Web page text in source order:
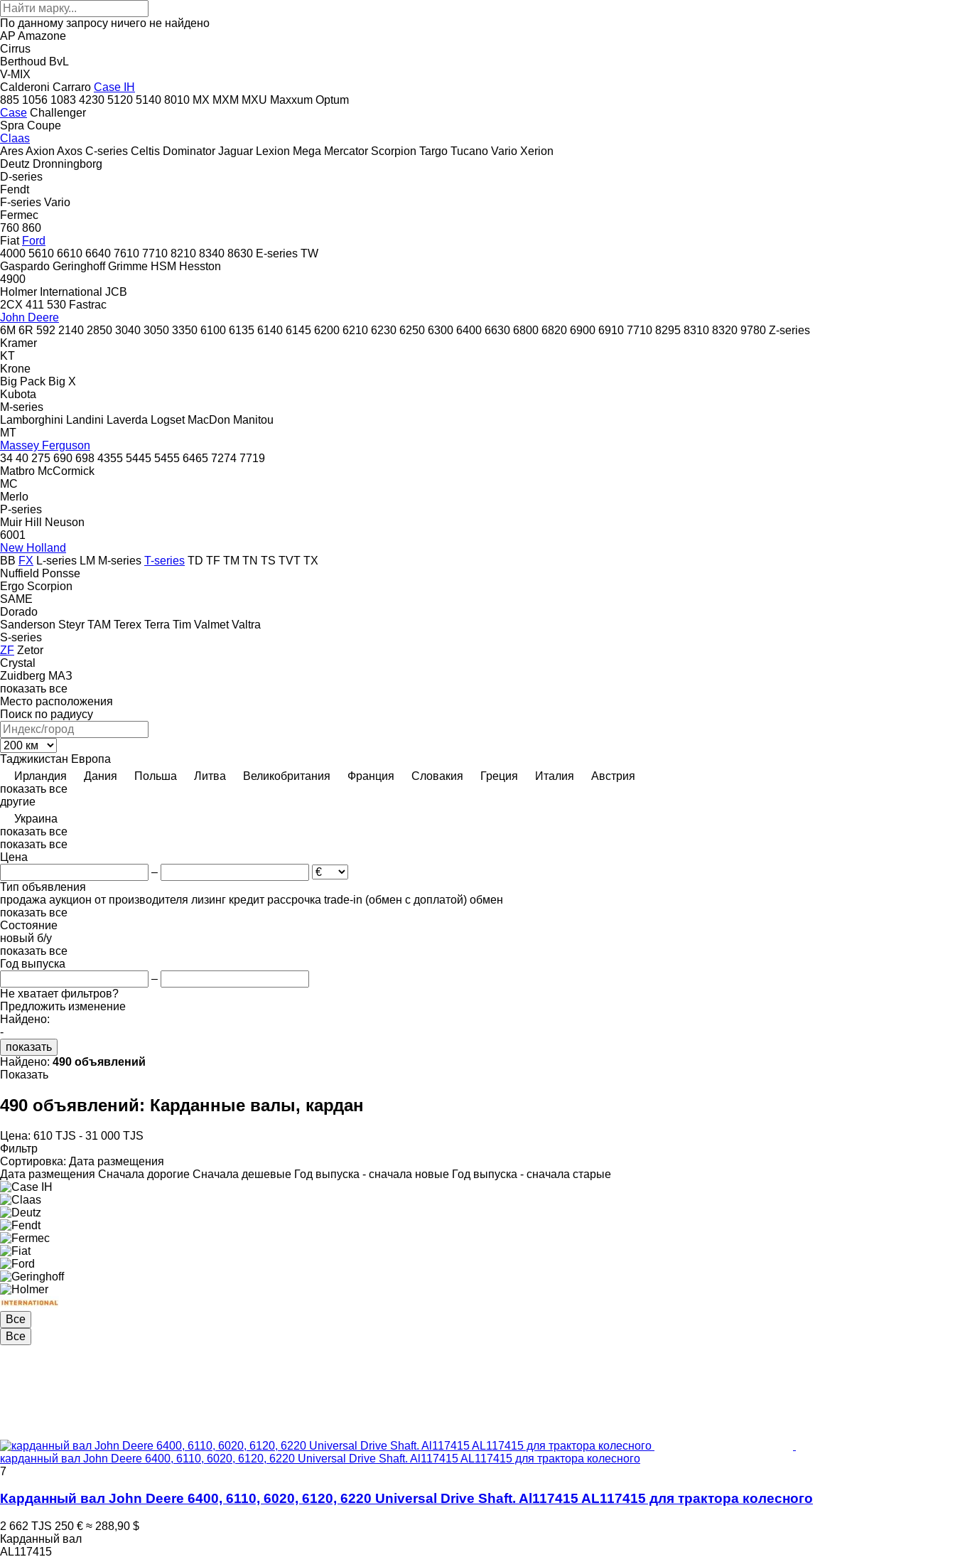
По данному запросу ничего не найдено
AP Amazone
Cirrus
Berthoud BvL
V-MIX
Calderoni Carraro Case IH
885 1056 1083 4230 5120 5140 8010 MX MXM MXU Maxxum Optum
Case Challenger
Spra Coupe
Claas
AresAxion Axos C-series Celtis Dominator Jaguar Lexion Mega Mercator Scorpion Targo Tucano Vario Xerion
Deutz Dronningborg
D-series
Fendt
F-series Vario
Fermec
760 860
Fiat Ford
4000 5610 6610 6640 7610 7710 8210 8340 8630 E-series TW
Gaspardo Geringhoff Grimme HSM Hesston
4900
Holmer International JCB
2CX 411 530 Fastrac
John Deere
6M 6R 592 2140 2850 3040 3050 3350 6100 6135 6140 6145 6200 6210 6230 6250 6300 6400 6630 6800 6820 6900 6910 7710 8295 8310 8320 9780 Z-series
Kramer
KT
Krone
Big Pack Big X
Kubota
M-series
Lamborghini Landini Laverda Logset MacDon Manitou
MT
Massey Ferguson
34 40 275 690 698 4355 5445 5455 6465 7274 7719
Matbro McCormick
MC
Merlo
P-series
Muir Hill
Neuson
6001
New Holland
BB FX L-series LM M-series T-series TD TF TM TN TS TVT TX
Nuffield Ponsse
Ergo Scorpion
SAME
Dorado
Sanderson Steyr TAM Terex Terra Tim Valmet Valtra
S-series
ZF Zetor
Crystal
Zuidberg МАЗ
показать все
Место расположения
Поиск по радиусу
Таджикистан Европа
Ирландия
Дания Польша Литва Великобритания Франция Словакия Греция Италия
Австрия
показать все
другие
Украина
показать все
показать все
Цена
–
Тип объявления
продажа аукцион от производителя лизинг кредит рассрочка trade-in (обмен с доплатой) обмен
показать все
Состояние
новый б/у
показать все
Год выпуска
–
Не хватает фильтров?
Предложить изменение
Найдено:
-
показать
Найдено: 490 объявлений
Показать
490 объявлений: Карданные валы, кардан
Цена: 610 TJS - 31 000 TJS
Фильтр
Сортировка: Дата размещения
Дата размещения Сначала дорогие Сначала дешевые Год выпуска - сначала новые Год выпуска - сначала старые
Все
Все
карданный вал John Deere 6400, 6110, 6020, 6120, 6220 Universal Drive Shaft. Al117415 AL117415 для трактора колесного
7
Карданный вал John Deere 6400, 6110, 6020, 6120, 6220 Universal Drive Shaft. Al117415 AL117415 для трактора колесного
2 662 TJS 250 € ≈ 288,90 $
Карданный вал
AL117415